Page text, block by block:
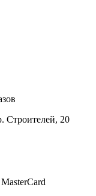
Строителей, 20